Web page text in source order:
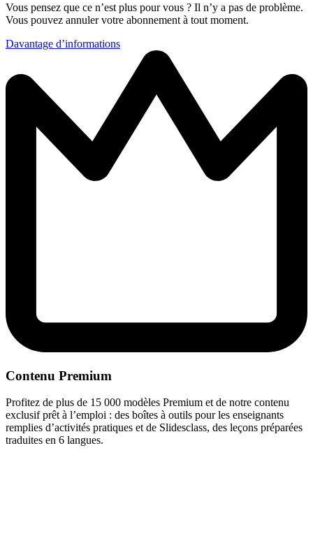
Vous pensez que ce n’est plus pour vous ? Il n’y a pas de problème.
Vous pouvez annuler votre abonnement à tout moment.
Davantage d’informations
Contenu Premium
Profitez de plus de 15 000 modèles Premium et de notre contenu
exclusif prêt à l’emploi : des boîtes à outils pour les enseignants
remplies d’activités pratiques et de Slidesclass, des leçons préparées
traduites en 6 langues.